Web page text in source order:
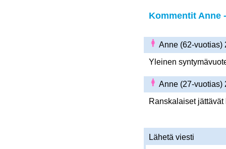
Kommentit Anne
Anne (62-vuotias)
Yleinen
Anne (27-vuotias)
Ranskalaiset
Lähetä viesti